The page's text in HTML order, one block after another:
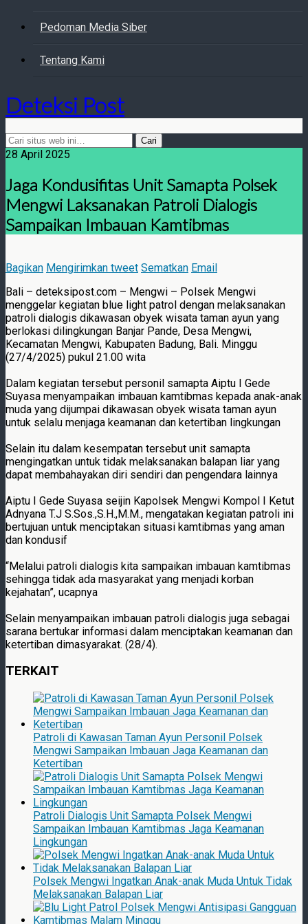
Pedoman Media Siber
Tentang Kami
Deteksi Post
28 April 2025
Jaga Kondusifitas Unit Samapta Polsek
Mengwi Laksanakan Patroli Dialogis
Sampaikan Imbauan Kamtibmas
Bagikan Mengirimkan tweet Sematkan Email
Bali – deteksipost.com – Mengwi – Polsek Mengwi
menggelar kegiatan blue light patrol dengan melaksanakan
patroli dialogis dikawasan obyek wisata taman ayun yang
berlokasi dilingkungan Banjar Pande, Desa Mengwi,
Kecamatan Mengwi, Kabupaten Badung, Bali. Minggu
(27/4/2025) pukul 21.00 wita
Dalam kegiatan tersebut personil samapta Aiptu I Gede
Suyasa menyampaikan imbauan kamtibmas kepada anak-anak
muda yang dijumpai dikawasan obyek wisata taman ayun
untuk selalu menjaga keamanan dan ketertiban lingkungan
Selain itu dalam kesempatan tersebut unit samapta
mengingatkan untuk tidak melaksanakan balapan liar yang
dapat membahayakan diri sendiri dan pengendara lainnya
Aiptu I Gede Suyasa seijin Kapolsek Mengwi Kompol I Ketut
Adnyana T.J S.Sos.,S.H.,M.M., mengatakan kegiatan patroli ini
bertujuan untuk menciptakan situasi kamtibmas yang aman
dan kondusif
“Melalui patroli dialogis kita sampaikan imbauan kamtibmas
sehingga tidak ada masyarakat yang menjadi korban
kejahatan”, ucapnya
Selain menyampaikan imbauan patroli dialogis juga sebagai
sarana bertukar informasi dalam menciptakan keamanan dan
ketertiban dimasyarakat. (28/4).
TERKAIT
Patroli di Kawasan Taman Ayun Personil Polsek
Mengwi Sampaikan Imbauan Jaga Keamanan dan
Ketertiban
Patroli Dialogis Unit Samapta Polsek Mengwi
Sampaikan Imbauan Kamtibmas Jaga Keamanan
Lingkungan
Polsek Mengwi Ingatkan Anak-anak Muda Untuk Tidak
Melaksanakan Balapan Liar